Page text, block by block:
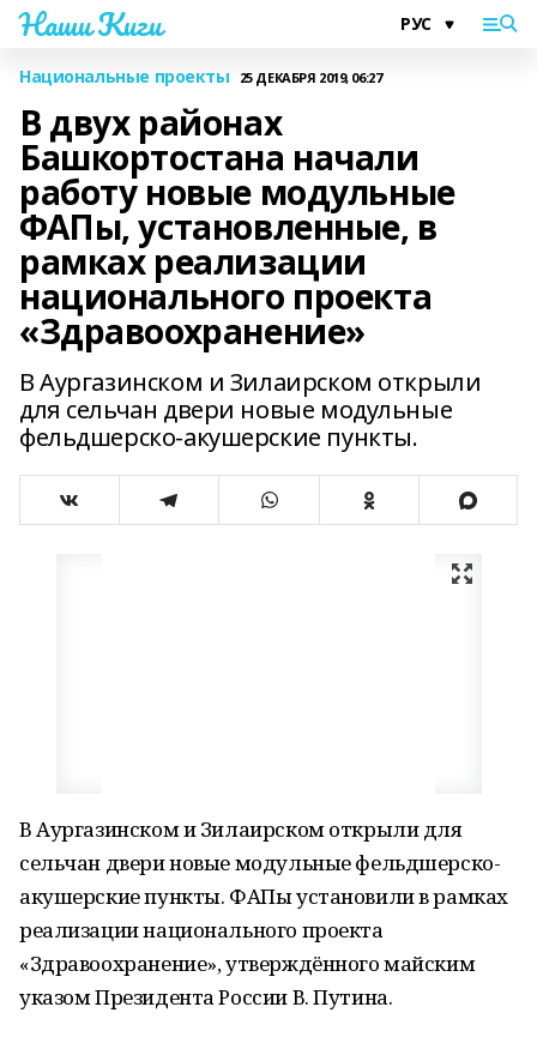
Наши Киги
Национальные проекты 25 ДЕКАБРЯ 2019, 06:27
В двух районах
Башкортостана начали
работу новые модульные
ФАПы, установленные, в
рамках реализации
национального проекта
«Здравоохранение»
В Аургазинском и Зилаирском открыли
для сельчан двери новые модульные
фельдшерско-акушерские пункты.
В Аургазинском и Зилаирском открыли для
сельчан двери новые модульные фельдшерско-
акушерские пункты. ФАПы установили в рамках
реализации национального проекта
«Здравоохранение», утверждённого майским
указом Президента России В. Путина.